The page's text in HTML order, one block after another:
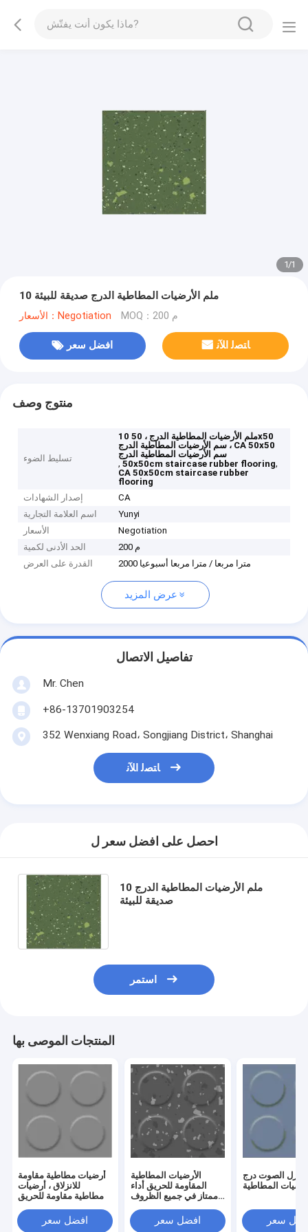
1/1
10 ملم الأرضيات المطاطية الدرج صديقة للبيئة
الأسعار：Negotiation MOQ：200 م
افضل سعر ﺎﺘﺼﻟ ﺍﻶﻧ
منتوج وصف
تسليط الضوء
10 ملم الأرضيات المطاطية الدرج ، 50x50
سم الأرضيات المطاطية الدرج ، CA 50x50
سم الأرضيات المطاطية الدرج
,50x50cm staircase rubber flooring,
CA 50x50cm staircase rubber
flooring
إصدار الشهادات
CA
اسم العلامة التجارية
Yunyi
الأسعار
Negotiation
الحد الأدنى لكمية
200 م
القدرة على العرض
2000 مترا مربعا / مترا مربعا أسبوعيا
عرض المزيد
تفاصيل الاتصال
Mr. Chen
+86-13701903254
352 Wenxiang Road، Songjiang District، Shanghai
ﺎﺘﺼﻟ ﺍﻶﻧ
احصل على افضل سعر ل
10 ملم الأرضيات المطاطية الدرج
صديقة للبيئة
استمر
المنتجات الموصى بها
أرضيات مطاطية مقاومة
للانزلاق ، أرضيات
مطاطية مقاومة للحريق
افضل سعر
الأرضيات المطاطية
المقاومة للحريق أداء
ممتاز في جميع الظروف
افضل سعر
عزل الصوت درج
المطاطية
سعر